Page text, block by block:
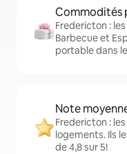
Commodités
Fredericton :
Barbecue et
portable dans
Note
Fredericton :
logements. Ils
de 4,8 sur 5!